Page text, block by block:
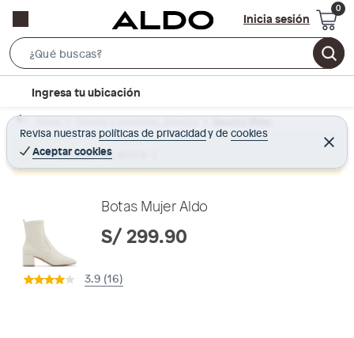
Inicia sesión
e
r
c
B
r
c
t
Ingresa tu ubicación
Revisa nuestras políticas de privacidadyde cookies
Aceptar cookies
C
e
r
Home Calzado y zapatillas - Zapatos Zapatos Mujer
Producto sin stock :(
Botas Mujer Aldo
S/ 299.90
3.9 (16)